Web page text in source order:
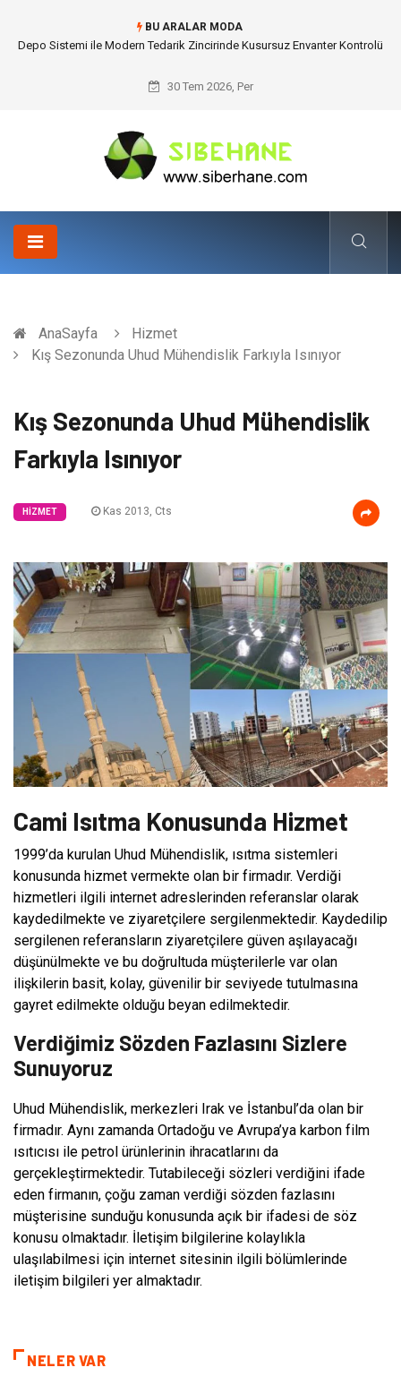
BU ARALAR MODA
Akrilik Boyama Seti ile Evinizde Dijitalden Uzak Bir Deşarj Alanı Tasarlayın
30 Tem 2026, Per
AnaSayfa
Hizmet
Kış Sezonunda Uhud Mühendislik Farkıyla Isınıyor
Kış Sezonunda Uhud Mühendislik
Farkıyla Isınıyor
HIZMET Kas 2013, Cts
Cami Isıtma Konusunda Hizmet
1999’da kurulan Uhud Mühendislik, ısıtma sistemleri
konusunda hizmet vermekte olan bir firmadır. Verdiği
hizmetleri ilgili internet adreslerinden referanslar olarak
kaydedilmekte ve ziyaretçilere sergilenmektedir. Kaydedilip
sergilenen referansların ziyaretçilere güven aşılayacağı
düşünülmekte ve bu doğrultuda müşterilerle var olan
ilişkilerin basit, kolay, güvenilir bir seviyede tutulmasına
gayret edilmekte olduğu beyan edilmektedir.
Verdiğimiz Sözden Fazlasını Sizlere
Sunuyoruz
Uhud Mühendislik, merkezleri Irak ve İstanbul’da olan bir
firmadır. Aynı zamanda Ortadoğu ve Avrupa’ya karbon film
ısıtıcısı ile petrol ürünlerinin ihracatlarını da
gerçekleştirmektedir. Tutabileceği sözleri verdiğini ifade
eden firmanın, çoğu zaman verdiği sözden fazlasını
müşterisine sunduğu konusunda açık bir ifadesi de söz
konusu olmaktadır. İletişim bilgilerine kolaylıkla
ulaşılabilmesi için internet sitesinin ilgili bölümlerinde
iletişim bilgileri yer almaktadır.
NELER VAR